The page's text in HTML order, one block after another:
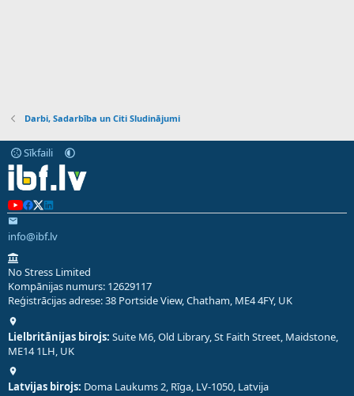
Darbi, Sadarbība un Citi Sludinājumi
Sīkfaili
info@ibf.lv
No Stress Limited
Kompānijas numurs: 12629117
Reģistrācijas adrese: 38 Portside View, Chatham, ME4 4FY, UK
Lielbritānijas birojs: Suite M6, Old Library, St Faith Street, Maidstone,
ME14 1LH, UK
Latvijas birojs: Doma Laukums 2, Rīga, LV-1050, Latvija